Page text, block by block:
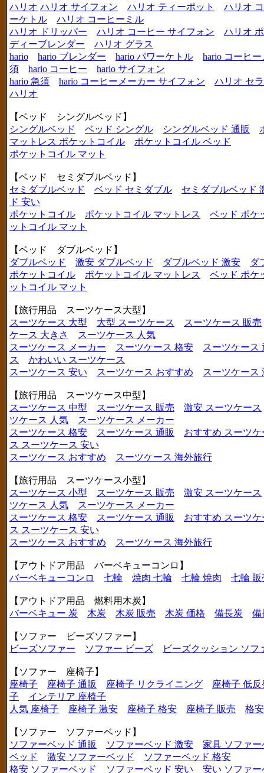
ハリオ ハリオ サイフォン ハリオ ティーポット
ハリオ
ーケトル
ハリオ コーヒーミル
ハリオ ドリッパー
ハリオ コーヒー サイフォン
ハリオ
ディーブレンダー
ハリオ グラス
hario
hario ブレンダー hario パワーケトル
hario コーヒ
須
hario コーヒー
hario サイフォン
hario 急須
hario コーヒーメーカー サイフォン
ハリオ セ
ハリオ
【ベッド シングルベッド】
シングルベッド
ベッド シングル シングルベッド 通販
マットレス ポケットコイル
ポケットコイル ベッド
ポケットコイル マット
【ベッド セミダブルベッド】
セミダブルベッド
ベッド セミダブル
セミダブルベッド
ド 安い
ポケットコイル
ポケットコイル マットレス
ベッド ポケ
ットコイル マット
【ベッド ダブルベッド】
ダブルベッド
激安 ダブルベッド ダブルベッド 激安
ダ
ポケットコイル
ポケットコイル マットレス
ベッド ポケ
ットコイル マット
【旅行用品 スーツケース大型】
スーツケース 大型
大型 スーツケース
スーツケース 販売
ケース 大きさ
スーツケース 人気
スーツケース メーカー
スーツケース 格安
スーツケース
ス
かわいい スーツケース
スーツケース 安い
スーツケース おすすめ スーツケース
【旅行用品 スーツケース中型】
スーツケース 中型
スーツケース 販売
激安 スーツケース
ツケース 人気
スーツケース メーカー
スーツケース 格安
スーツケース 通販
おすすめ スーツケ
ス スーツケース 安い
スーツケース おすすめ
スーツケース 海外旅行
【旅行用品 スーツケース小型】
スーツケース 小型
スーツケース 販売
激安 スーツケース
ツケース 人気
スーツケース メーカー
スーツケース 格安
スーツケース 通販
おすすめ スーツケ
ス スーツケース 安い
スーツケース おすすめ
スーツケース 海外旅行
【アウトドア用品 バーベキューコンロ】
バーベキューコンロ
七輪 焼肉 七輪 七輪 焼肉 七輪 販
【アウトドア用品 燃料用木炭】
バーベキュー 炭
木炭 木炭 販売 木炭 価格 備長炭 備
【ソファー ビーズソファー】
ビーズソファー
ソファー ビーズ ビーズクッション ソフ
【ソファー 座椅子】
座椅子
座椅子 通販 座椅子 リクライニング
座椅子 低反
子
インテリア 座椅子
人気 座椅子
座椅子 激安 座椅子 格安 座椅子 販売 格
【ソファー ソファーベッド】
ソファーベッド 通販
ソファーベッド 激安
家具 ソファー
ベッド
激安 ソファーベッド
ソファーベッド 格安
格安 ソファーベッド
ソファーベッド 安い 安い ソファー